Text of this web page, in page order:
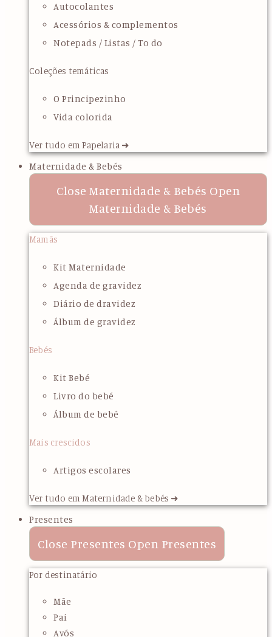
Autocolantes
Acessórios & complementos
Notepads / Listas / To do
Coleções temáticas
O Principezinho
Vida colorida
Ver tudo em Papelaria ➜
Maternidade & Bebés
Close Maternidade & Bebés Open
Maternidade & Bebés
Mamãs
Kit Maternidade
Agenda de gravidez
Diário de dravidez
Álbum de gravidez
Bebés
Kit Bebé
Livro do bebé
Álbum de bebé
Mais crescidos
Artigos escolares
Ver tudo em Maternidade & bebés ➜
Presentes
Close Presentes Open Presentes
Por destinatário
Mãe
Pai
Avós